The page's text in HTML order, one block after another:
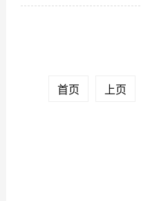
首页 上页